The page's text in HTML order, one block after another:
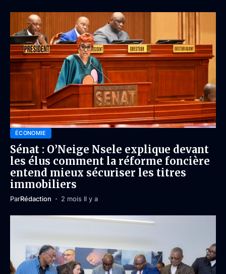
ÉCONOMIE
Sénat : O’Neige Nsele explique devant
les élus comment la réforme foncière
entend mieux sécuriser les titres
immobiliers
ParRédaction 2 mois Il y a